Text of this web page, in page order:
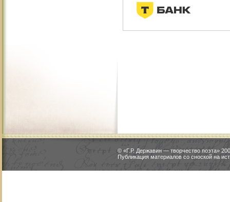
© «Г.Р. Державин — творчество поэта»
Публикация материалов со сноской на